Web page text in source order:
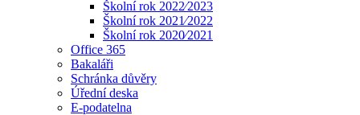
Školní rok 2022⁄2023
Školní rok 2021⁄2022
Školní rok 2020⁄2021
Office 365
Bakaláři
Schránka důvěry
Úřední deska
E-podatelna